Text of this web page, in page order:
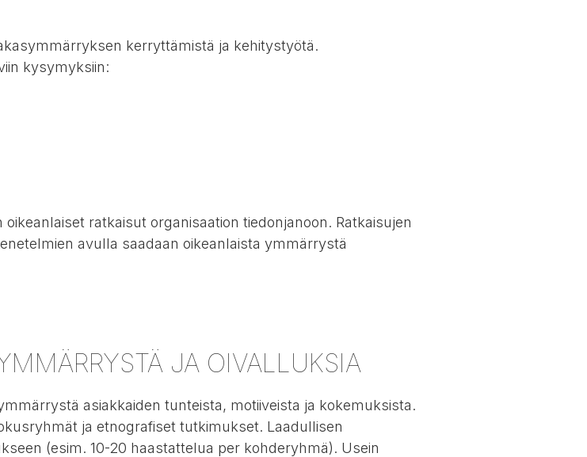
kerryttämistä ja kehitystyötä.
kysymyksiin:
ratkaisut organisaation tiedonjanoon. Ratkaisujen
avulla saadaan oikeanlaista ymmärrystä
JA OIVALLUKSIA
asiakkaiden tunteista, motiiveista ja kokemuksista.
ja etnografiset tutkimukset. Laadullisen
(esim. 10-20 haastattelua per kohderyhmä). Usein